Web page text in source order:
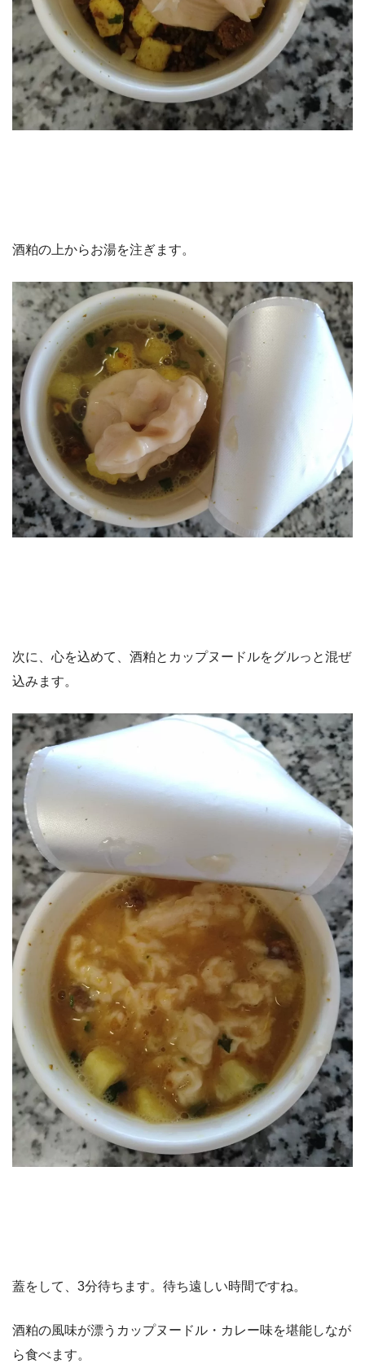
酒粕の上からお湯を注ぎます。
次に、心を込めて、酒粕とカップヌードルをグルっと混ぜ
込みます。
蓋をして、3分待ちます。待ち遠しい時間ですね。
酒粕の風味が漂うカップヌードル・カレー味を堪能しなが
ら食べます。